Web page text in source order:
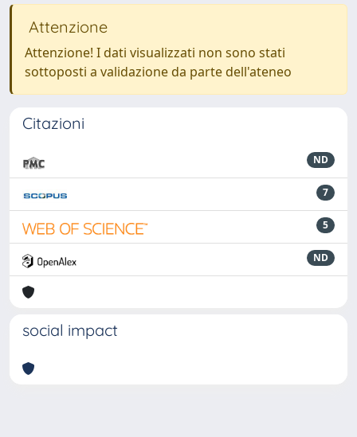
Attenzione
Attenzione! I dati visualizzati non sono stati
sottoposti a validazione da parte dell'ateneo
Citazioni
ND
7
5
ND
social impact